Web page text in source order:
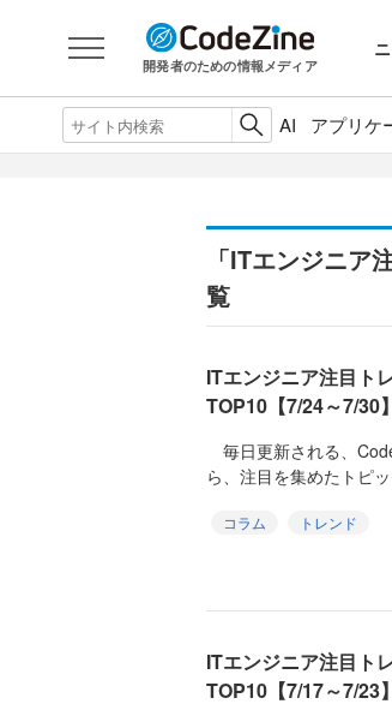
開発者のための情報メディア
AI アプリケ
「ITエンジニ
覧
ITエンジニア注目ト
TOP10【7/24～7/30】
毎日更新される、
ら、注目を集めたトピ
コラム
トレンド
ITエンジニア注目ト
TOP10【7/17～7/23】